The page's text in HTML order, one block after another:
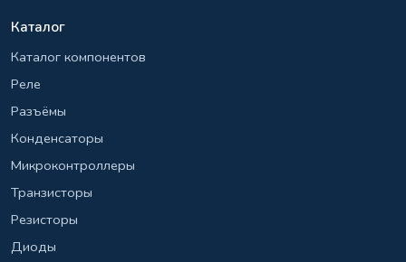
Каталог
Каталог компонентов
Реле
Разъёмы
Конденсаторы
Микроконтроллеры
Транзисторы
Резисторы
Диоды